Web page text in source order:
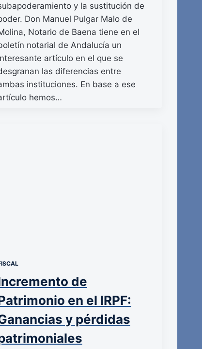
y la sustitución de
Don Manuel Pulgar Malo de
Notario de Baena tiene en el
notarial de Andalucía un
artículo en el que se
las diferencias entre
instituciones. En base a ese
hemos…
de
en el IRPF:
y pérdidas